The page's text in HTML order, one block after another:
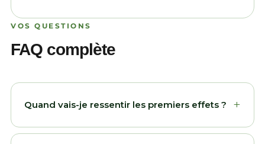
VOS QUESTIONS
FAQ complète
Quand vais-je ressentir les premiers effets ? +